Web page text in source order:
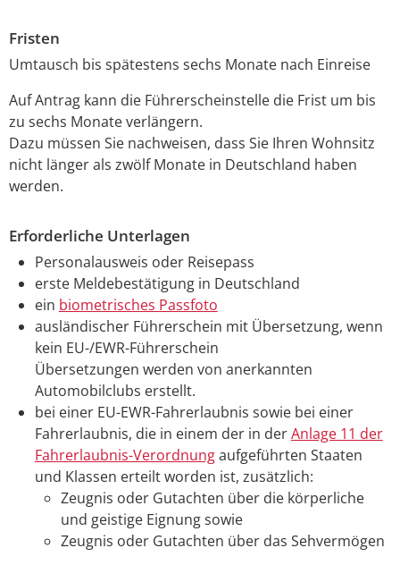
Fristen
Umtausch bis spätestens sechs Monate nach Einreise
Auf Antrag kann die Führerscheinstelle die Frist um bis
zu sechs Monate verlängern.
Dazu müssen Sie nachweisen, dass Sie Ihren Wohnsitz
nicht länger als zwölf Monate in Deutschland haben
werden.
Erforderliche Unterlagen
Personalausweis oder Reisepass
erste Meldebestätigung in Deutschland
ein biometrisches Passfoto
ausländischer Führerschein mit Übersetzung, wenn
kein EU-/EWR-Führerschein
Übersetzungen werden von anerkannten
Automobilclubs erstellt.
bei einer EU-EWR-Fahrerlaubnis sowie bei einer
Fahrerlaubnis, die in einem der in derAnlage 11 der
Fahrerlaubnis-Verordnungaufgeführten Staaten
und Klassen erteilt worden ist, zusätzlich:
Zeugnis oder Gutachten über die körperliche
und geistige Eignung sowie
Zeugnis oder Gutachten über das Sehvermögen